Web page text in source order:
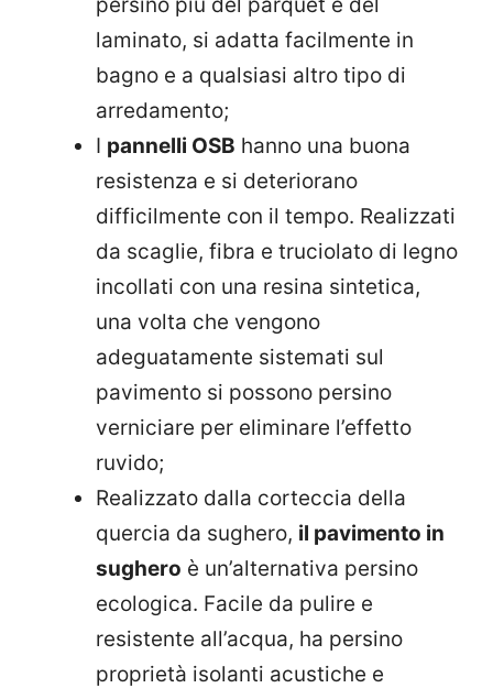
persino più del parquet e del
laminato, si adatta facilmente in
bagno e a qualsiasi altro tipo di
arredamento;
I pannelli OSB hanno una buona
resistenza e si deteriorano
difficilmente con il tempo. Realizzati
da scaglie, fibra e truciolato di legno
incollati con una resina sintetica,
una volta che vengono
adeguatamente sistemati sul
pavimento si possono persino
verniciare per eliminare l’effetto
ruvido;
Realizzato dalla corteccia della
quercia da sughero, il pavimento in
sughero è un’alternativa persino
ecologica. Facile da pulire e
resistente all’acqua, ha persino
proprietà isolanti acustiche e